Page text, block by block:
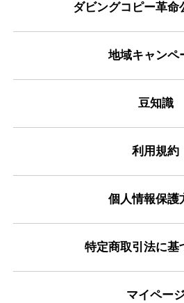
ダビングコピー革命
地域キャンペ
豆知識
利用規約
個人情報保護
特定商取引法に基
マイペー